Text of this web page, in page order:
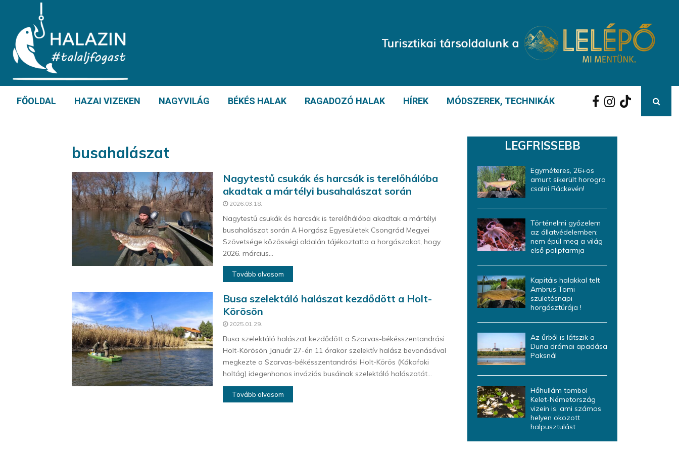
FŐOLDAL HAZAI VIZEKEN NAGYVILÁG BÉKÉS HALAK RAGADOZÓ HALAK HÍREK MÓDSZEREK, TECHNIKÁK
busahalászat
Nagytestű csukák és harcsák is terelőhálóba
akadtak a mártélyi busahalászat során
2026.03.18.
Nagytestű csukák és harcsák is terelőhálóba akadtak a mártélyi
busahalászat során A Horgász Egyesületek Csongrád Megyei
Szövetsége közösségi oldalán tájékoztatta a horgászokat, hogy
2026. március...
Tovább olvasom
Busa szelektáló halászat kezdődött a Holt-
Körösön
2025.01.29.
Busa szelektáló halászat kezdődött a Szarvas-békésszentandrási
Holt-Körösön Január 27-én 11 órakor szelektív halász bevonásával
megkezte a Szarvas-békésszentandrási Holt-Körös (Kákafoki
holtág) idegenhonos inváziós busáinak szelektáló halászatát...
Tovább olvasom
LEGFRISSEBB
Egyméteres, 26+os
amurt sikerült horogra
csalni Ráckevén!
Történelmi győzelem
az állatvédelemben:
nem épül meg a világ
első polipfarmja
Kapitáis halakkal telt
Ambrus Tomi
születésnapi
horgásztúrája !
Az űrből is látszik a
Duna drámai apadása
Paksnál
Hőhullám tombol
Kelet-Németország
vizein is, ami számos
helyen okozott
halpusztulást